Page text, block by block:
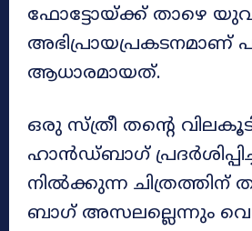
ഫോട്ടോയ്ക്ക് താഴെ
അഭിപ്രായപ്രകടനമാണ്
ആധാരമായത്.
ഒരു സ്ത്രീ തന്റെ
ഹാൻഡ്‌ബാഗ്
നിൽക്കുന്ന ചിത്രത്തിന്
ബാഗ് അസലല്ലെന്നും